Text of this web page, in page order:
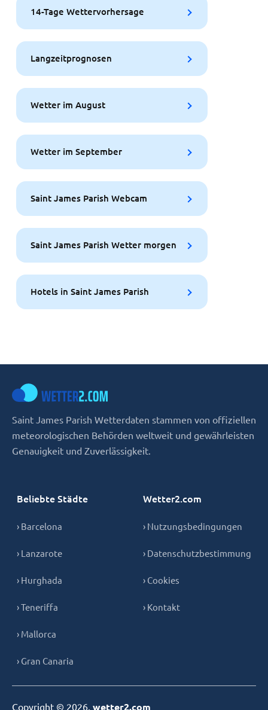
14-Tage Wettervorhersage
Langzeitprognosen
Wetter im August
Wetter im September
Saint James Parish Webcam
Saint James Parish Wetter morgen
Hotels in Saint James Parish
Saint James Parish Wetterdaten stammen von offiziellen
meteorologischen Behörden weltweit und gewährleisten
Genauigkeit und Zuverlässigkeit.
Beliebte Städte
› Barcelona
› Lanzarote
› Hurghada
› Teneriffa
› Mallorca
› Gran Canaria
Wetter2.com
› Nutzungsbedingungen
› Datenschutzbestimmung
› Cookies
› Kontakt
Copyright © 2026, wetter2.com